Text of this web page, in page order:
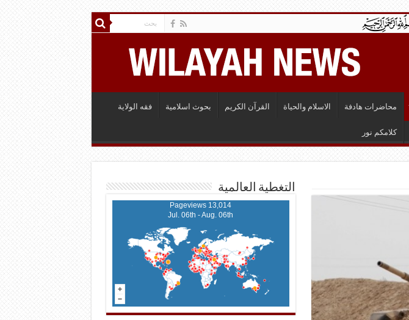
محاضرات هادفة الاسلام والحياة القرآن الكريم بحوث اسلامية فقه الولاية
كلامكم نور
التغطية العالمية
13,014 Pageviews
Jul. 06th - Aug. 06th